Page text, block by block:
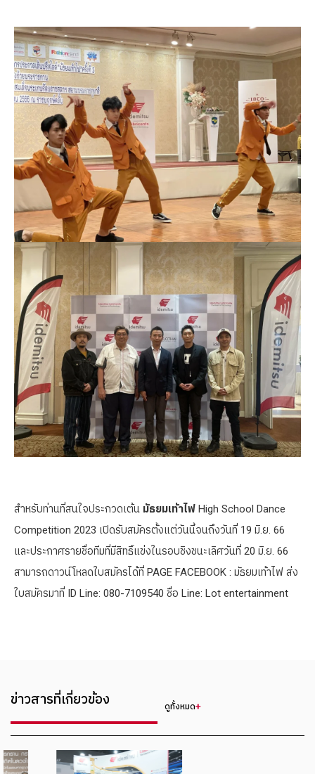
สำหรับท่านที่สนใจประกวดเต้น มัธยมเท้าไฟ High School Dance
Competition 2023 เปิดรับสมัครตั้งแต่วันนี้จนถึงวันที่ 19 มิ.ย. 66
และประกาศรายชื่อทีมที่มีสิทธิ์แข่งในรอบชิงชนะเลิศวันที่ 20 มิ.ย. 66
สามารถดาวน์โหลดใบสมัครได้ที่ PAGE FACEBOOK : มัธยมเท้าไฟ ส่ง
ใบสมัครมาที่ ID Line: 080-7109540 ชื่อ Line: Lot entertainment
ข่าวสารที่เกี่ยวข้อง ดูทั้งหมด